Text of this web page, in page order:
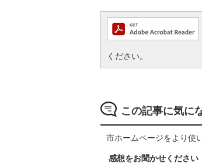
ください。
この記事に気に
市ホームページをより使
感想をお聞かせください